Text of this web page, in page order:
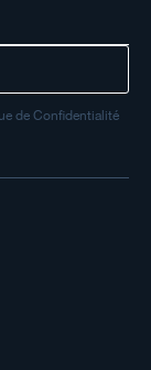
de Confidentialité